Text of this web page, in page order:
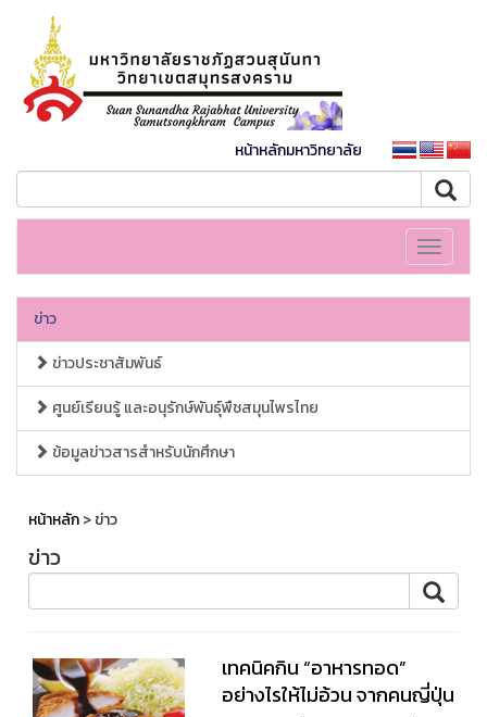
หน้าหลักมหาวิทยาลัย
Toggle
ข่าว
ข่าวประชาสัมพันธ์
ศูนย์เรียนรู้ และอนุรักษ์พันธุ์พืชสมุนไพรไทย
ข้อมูลข่าวสารสำหรับนักศึกษา
หน้าหลัก> ข่าว
ข่าว
เทคนิคกิน “อาหารทอด”
อย่างไรให้ไม่อ้วน จากคนญี่ปุ่น